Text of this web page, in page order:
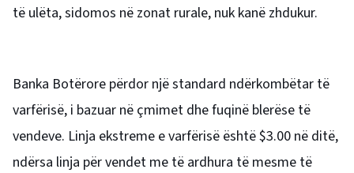
të ulëta, sidomos në zonat rurale, nuk kanë zhdukur.
Banka Botërore përdor një standard ndërkombëtar të
varfërisë, i bazuar në çmimet dhe fuqinë blerëse të
vendeve. Linja ekstreme e varfërisë është $3.00 në ditë,
ndërsa linja për vendet me të ardhura të mesme të